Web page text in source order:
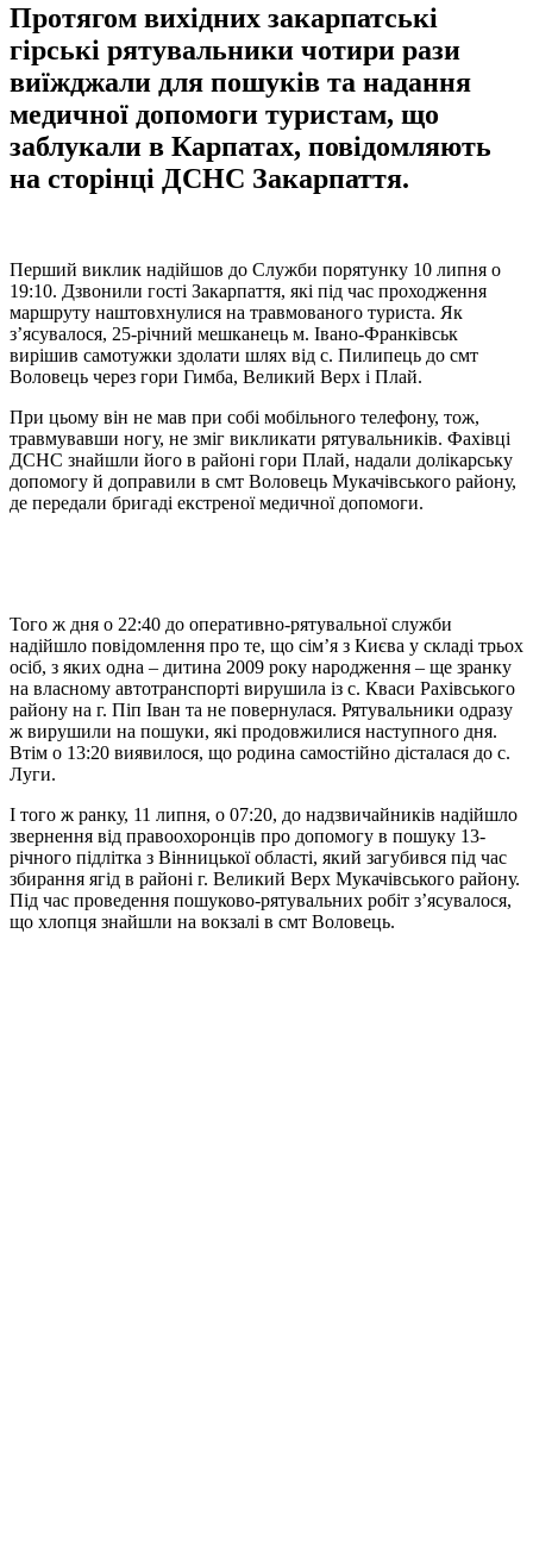
Протягом вихідних закарпатські
гірські рятувальники чотири рази
виїжджали для пошуків та надання
медичної допомоги туристам, що
заблукали в Карпатах, повідомляють
на сторінці ДСНС Закарпаття.
Перший виклик надійшов до Служби порятунку 10 липня о
19:10. Дзвонили гості Закарпаття, які під час проходження
маршруту наштовхнулися на травмованого туриста. Як
з’ясувалося, 25-річний мешканець м. Івано-Франківськ
вирішив самотужки здолати шлях від с. Пилипець до смт
Воловець через гори Гимба, Великий Верх і Плай.
При цьому він не мав при собі мобільного телефону, тож,
травмувавши ногу, не зміг викликати рятувальників. Фахівці
ДСНС знайшли його в районі гори Плай, надали долікарську
допомогу й доправили в смт Воловець Мукачівського району,
де передали бригаді екстреної медичної допомоги.
Того ж дня о 22:40 до оперативно-рятувальної служби
надійшло повідомлення про те, що сім’я з Києва у складі трьох
осіб, з яких одна – дитина 2009 року народження – ще зранку
на власному автотранспорті вирушила із с. Кваси Рахівського
району на г. Піп Іван та не повернулася. Рятувальники одразу
ж вирушили на пошуки, які продовжилися наступного дня.
Втім о 13:20 виявилося, що родина самостійно дісталася до с.
Луги.
І того ж ранку, 11 липня, о 07:20, до надзвичайників надійшло
звернення від правоохоронців про допомогу в пошуку 13-
річного підлітка з Вінницької області, який загубився під час
збирання ягід в районі г. Великий Верх Мукачівського району.
Під час проведення пошуково-рятувальних робіт з’ясувалося,
що хлопця знайшли на вокзалі в смт Воловець.